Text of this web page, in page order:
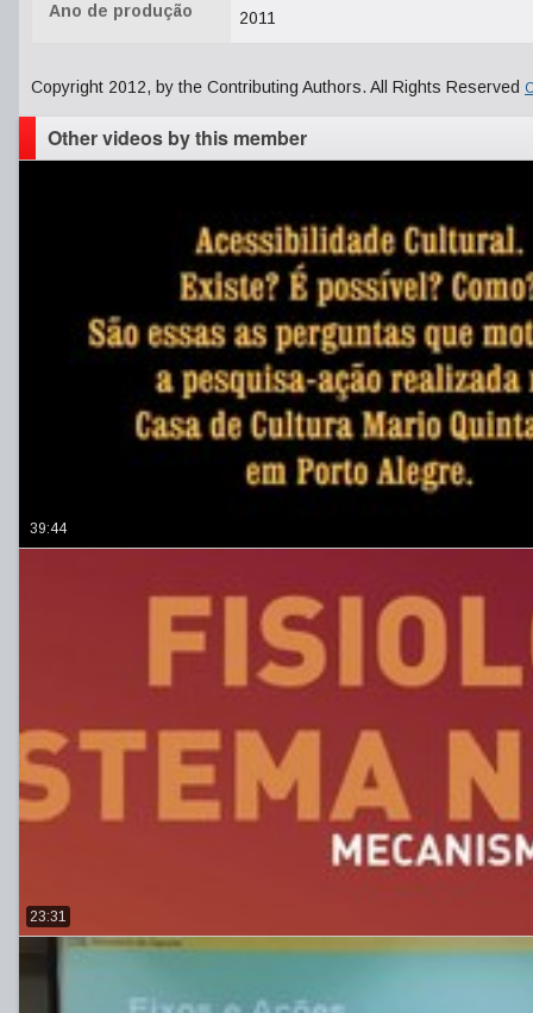
Ano de produção 2011
Copyright 2012, by the Contributing Authors. All Rights Reserved
Other videos by this member
39:44
23:31